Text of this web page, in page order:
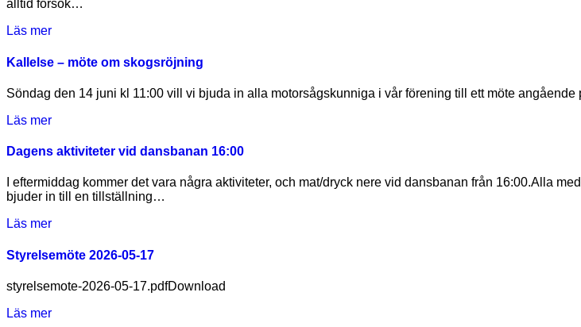
alltid försök…
Läs mer
Kallelse – möte om skogsröjning
Söndag den 14 juni kl 11:00 vill vi bjuda in alla motorsågskunniga i vår förening till ett möte
Läs mer
Dagens aktiviteter vid dansbanan 16:00
bjuder in till en tillställning…
Läs mer
Styrelsemöte 2026-05-17
styrelsemote-2026-05-17.pdfDownload
Läs mer